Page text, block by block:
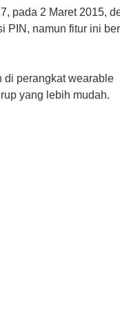
pada 2 Maret 2015,
PIN, namun fitur ini
di perangkat wearable
yang lebih mudah.